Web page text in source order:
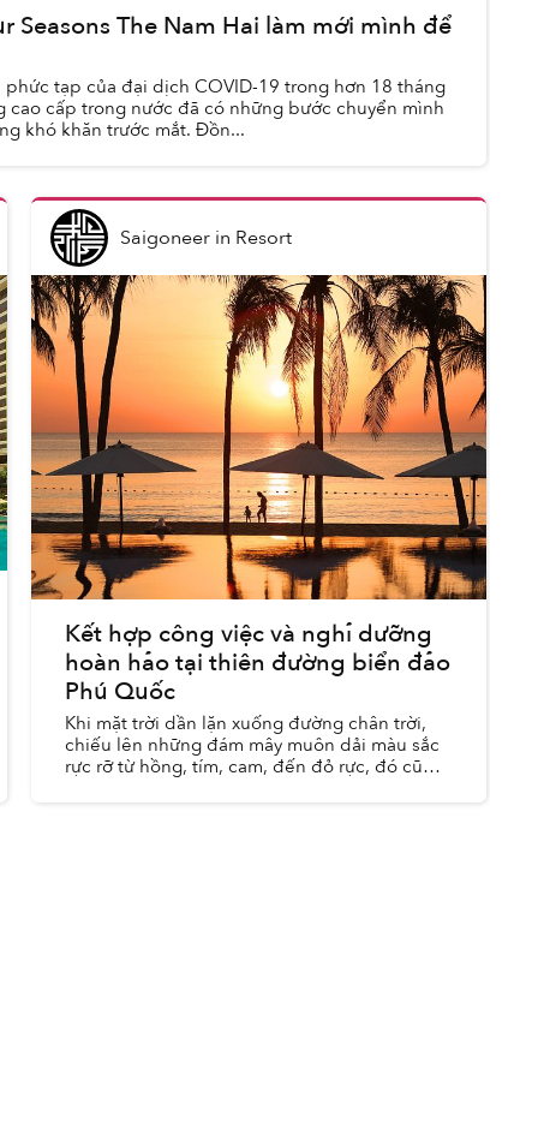
Seasons The Nam Hai làm mới mình để
tạp của đại dịch COVID-19 trong hơn 18 tháng
cấp trong nước đã có những bước chuyển mình
khó khăn trước mắt. Đồn...
Saigoneer in Resort
Kết hợp công việc và nghỉ dưỡng
hoàn hảo tại thiên đường biển đảo
Phú Quốc
Khi mặt trời dần lặn xuống đường chân trời,
chiếu lên những đám mây muôn dải màu sắc
rực rỡ từ hồng, tím, cam, đến đỏ rực, đó cũng